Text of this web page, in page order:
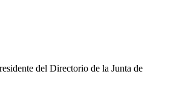
del Directorio de la Junta de